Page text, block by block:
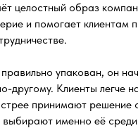
целостный образ
и помогает клиентам
упакован, он
другому. Клиенты легче
принимают решение
выбирают именно её